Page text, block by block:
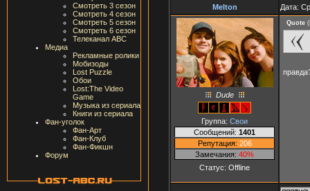
Смотреть 3 сезон
Смотреть 4 сезон
Смотреть 5 сезон
Смотреть 6 сезон
Телеканал ABC
Медиа
Рекламные ролики
Мобизоды
Lost Puzzle
Обои
Lost:The Video
Game
Музыка из сериала
Книги из сериала
Фан-уголок
Фан-Арт
Фан-Клуб
Фан-Фикшн
Форум
Melton Дата:
Dude
Группа: Свои
Сообщений: 1401
Репутация: 206
Замечания: 40%
Статус: Offline
Quote (